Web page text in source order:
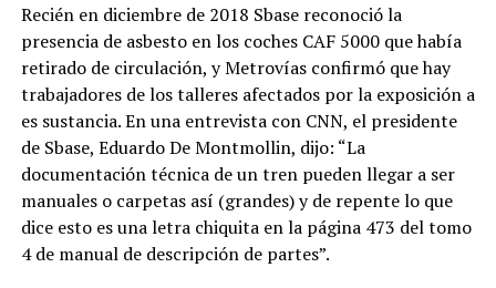
Recién en diciembre de 2018 Sbase reconoció la
presencia de asbesto en los coches CAF 5000 que había
retirado de circulación, y Metrovías confirmó que hay
trabajadores de los talleres afectados por la exposición a
es sustancia. En una entrevista con CNN, el presidente
de Sbase, Eduardo De Montmollin, dijo: “La
documentación técnica de un tren pueden llegar a ser
manuales o carpetas así (grandes) y de repente lo que
dice esto es una letra chiquita en la página 473 del tomo
4 de manual de descripción de partes”.